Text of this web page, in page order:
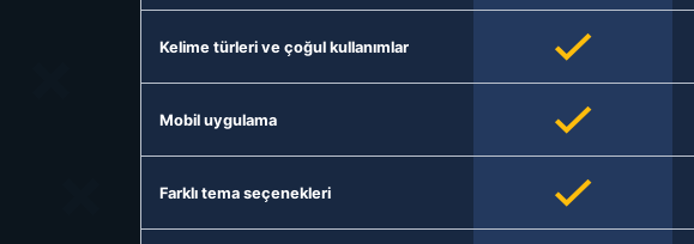
Kelime türleri ve çoğul kullanımlar
Mobil uygulama
Farklı tema seçenekleri